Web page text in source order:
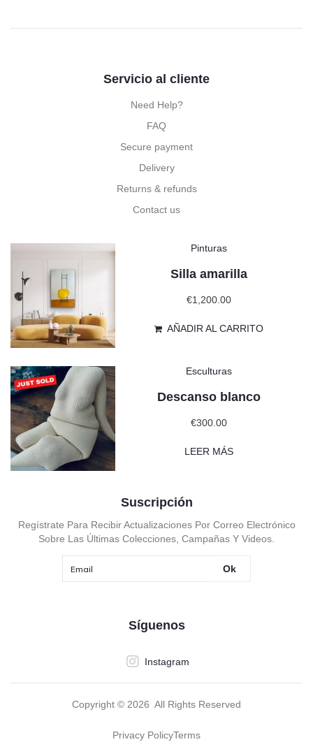
Servicio al cliente
Need Help?
FAQ
Secure payment
Delivery
Returns & refunds
Contact us
Pinturas
Silla amarilla
€1,200.00
AÑADIR AL CARRITO
Esculturas
Descanso blanco
€300.00
LEER MÁS
Suscripción
Regístrate Para Recibir Actualizaciones Por Correo Electrónico
Sobre Las Últimas Colecciones, Campañas Y Videos.
Ok
Síguenos
Instagram
Copyright © 2026 All Rights Reserved
Privacy PolicyTerms